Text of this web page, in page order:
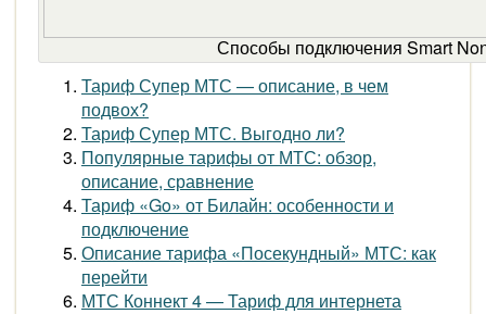
Способы подключения Smart
Тариф Супер МТС — описание, в чем
подвох?
Тариф Супер МТС. Выгодно ли?
Популярные тарифы от МТС: обзор,
описание, сравнение
Тариф «Go» от Билайн: особенности и
подключение
Описание тарифа «Посекундный» МТС: как
перейти
МТС Коннект 4 — Тариф для интернета